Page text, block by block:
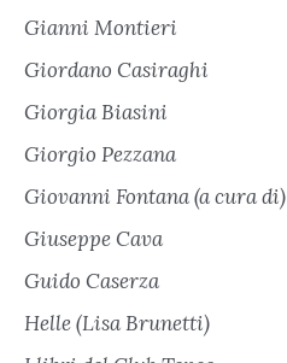
Gianni Montieri
Giordano Casiraghi
Giorgia Biasini
Giorgio Pezzana
Giovanni Fontana (a cura di)
Giuseppe Cava
Guido Caserza
Helle (Lisa Brunetti)